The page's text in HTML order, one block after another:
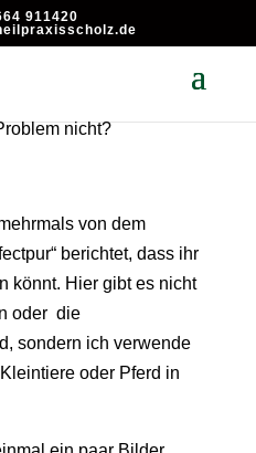
911420
nicht?
von dem
berichtet, dass ihr
könnt. Hier gibt es nicht
oder die
sondern ich verwende
oder Pferd in